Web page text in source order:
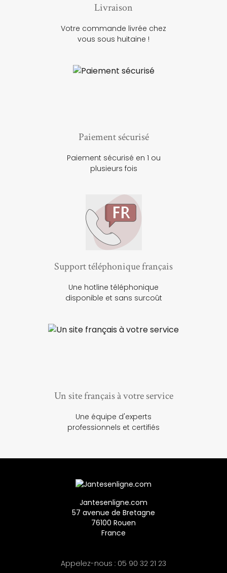
Livraison
Votre commande livrée chez
vous sous huitaine !
Paiement sécurisé
Paiement sécurisé en 1 ou
plusieurs fois
Support téléphonique français
Une hotline téléphonique
disponible et sans surcoût
Un site français à votre service
Une équipe d'experts
professionnels et certifiés
Jantesenligne.com
57 avenue de Bretagne
76100 Rouen
France
Appelez-nous : 05 90 32 21 23